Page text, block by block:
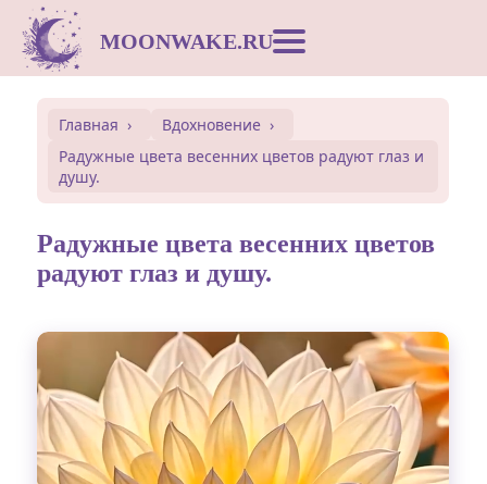
MOONWAKE.RU
Сонник
Открытки
Символы
Вдохновение
Главная
Вдохновение
Радужные цвета весенних цветов радуют глаз и
душу.
Радужные цвета весенних цветов
радуют глаз и душу.